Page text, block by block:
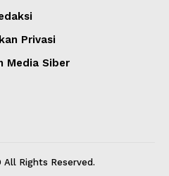
Privasi
Media Siber
All Rights Reserved.